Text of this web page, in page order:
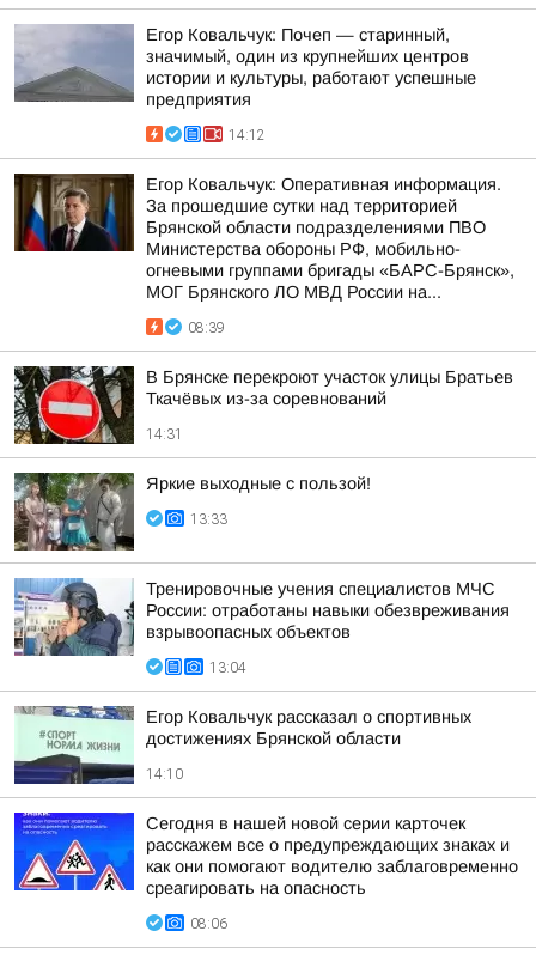
Егор Ковальчук: Почеп — старинный,
значимый, один из крупнейших центров
истории и культуры, работают успешные
предприятия
14:12
Егор Ковальчук: Оперативная информация.
За прошедшие сутки над территорией
Брянской области подразделениями ПВО
Министерства обороны РФ, мобильно-
огневыми группами бригады «БАРС-Брянск»,
МОГ Брянского ЛО МВД России на...
08:39
В Брянске перекроют участок улицы Братьев
Ткачёвых из-за соревнований
14:31
Яркие выходные с пользой!
13:33
Тренировочные учения специалистов МЧС
России: отработаны навыки обезвреживания
взрывоопасных объектов
13:04
Егор Ковальчук рассказал о спортивных
достижениях Брянской области
14:10
Сегодня в нашей новой серии карточек
расскажем все о предупреждающих знаках и
как они помогают водителю заблаговременно
среагировать на опасность
08:06